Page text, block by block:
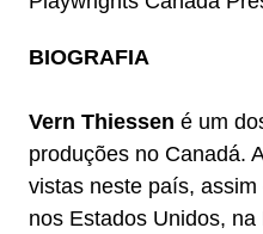
BIOGRAFIA
Vern Thiessen é um
produções no Canadá.
vistas neste país,
nos Estados Unidos,